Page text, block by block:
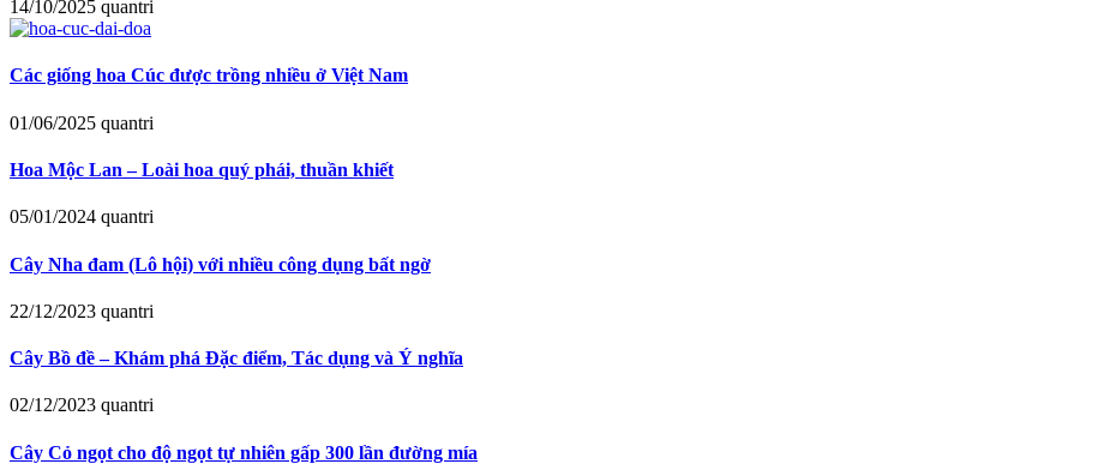
14/10/2025 quantri
Các giống hoa Cúc được trồng nhiều ở Việt Nam
01/06/2025 quantri
Hoa Mộc Lan – Loài hoa quý phái, thuần khiết
05/01/2024 quantri
Cây Nha đam (Lô hội) với nhiều công dụng bất ngờ
22/12/2023 quantri
Cây Bồ đề – Khám phá Đặc điểm, Tác dụng và Ý nghĩa
02/12/2023 quantri
Cây Cỏ ngọt cho độ ngọt tự nhiên gấp 300 lần đường mía